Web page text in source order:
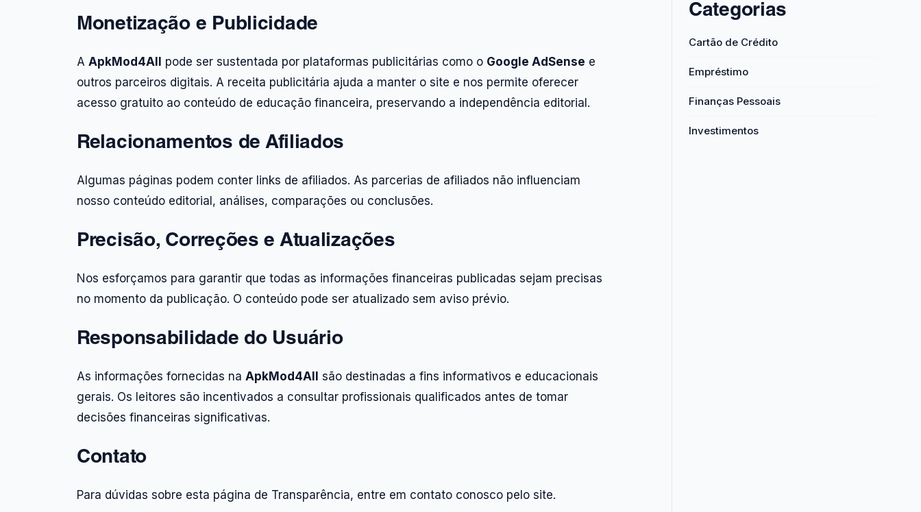
Monetização e Publicidade
A ApkMod4All pode ser sustentada por plataformas publicitárias como o Google AdSense e
outros parceiros digitais. A receita publicitária ajuda a manter o site e nos permite oferecer
acesso gratuito ao conteúdo de educação financeira, preservando a independência editorial.
Relacionamentos de Afiliados
Algumas páginas podem conter links de afiliados. As parcerias de afiliados não influenciam
nosso conteúdo editorial, análises, comparações ou conclusões.
Precisão, Correções e Atualizações
Nos esforçamos para garantir que todas as informações financeiras publicadas sejam precisas
no momento da publicação. O conteúdo pode ser atualizado sem aviso prévio.
Responsabilidade do Usuário
As informações fornecidas na ApkMod4All
são destinadas a fins informativos e educacionais
gerais. Os leitores são incentivados a consultar profissionais qualificados antes de tomar
decisões financeiras significativas.
Contato
Para dúvidas sobre esta página de Transparência, entre em contato conosco pelo site.
Categorias
Cartão de Crédito
Empréstimo
Finanças Pessoais
Investimentos